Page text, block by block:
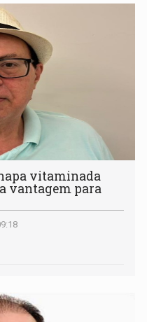
vitaminada
vantagem para